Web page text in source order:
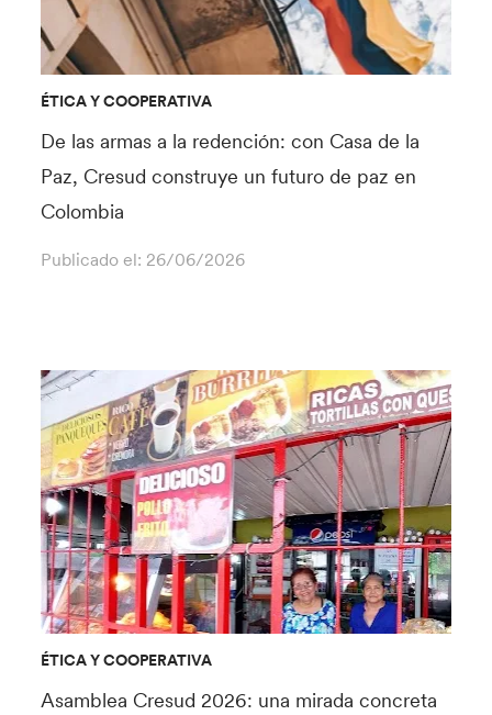
ÉTICA Y COOPERATIVA
De las armas a la redención: con Casa de la
Paz, Cresud construye un futuro de paz en
Colombia
Publicado el: 26/06/2026
ÉTICA Y COOPERATIVA
Asamblea Cresud 2026: una mirada concreta